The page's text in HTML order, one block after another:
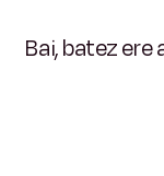
Bai, batez